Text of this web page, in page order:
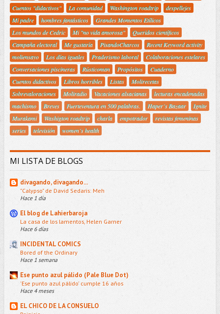
Cuentos "didactivos"
La comunidad Washington roadtrip
despellejes
Mi padre
hombres fantásticos
Grandes Momentos Etílicos
Los mundos de Cedric
Mi "no vida amorosa"
Queridos científicos
Campaña electoral
Me gustaría PisandoCharcos
Recent Keyword activity
moliensayo
Los días iguales Praderismo laboral
Colaboraciones estelares
Conversaciones piscineras
Rústicoman Propósitos
Cuaderno
Cuentos didactivos
Libros horribles Listas
Molirecetas
Sobrevaloraciones
Moliradio Vacaciones alsacianas
lecturas encadenadas
machismo
Breves Fuerteventura en 500 palabras. Haper´s Bazaar
Ignite
Murakami
Washigton roadtrip charla empotrador
revistas femeninas
series
televisión women´s health
MI LISTA DE BLOGS
divagando, divagando...
"Calypso" de David Sedaris: Meh
Hace 1 día
El blog de Lahierbaroja
La casa de los lamentos, Helen Garner
Hace 6 días
INCIDENTAL COMICS
Bored of the Ordinary
Hace 1 semana
Ese punto azul pálido (Pale Blue Dot)
'Ese punto azul pálido' cumple 16 años
Hace 4 meses
EL CHICO DE LA CONSUELO